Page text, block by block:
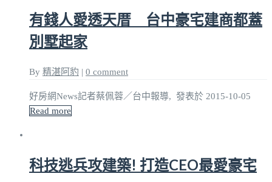
有錢人愛透天厝 台中豪宅建商都蓋
別墅起家
By 精湛阿豹 | 0 comment
好房網News記者蔡佩蓉／台中報導, 發表於 2015-10-05
Read more
科技逃兵攻建築! 打造CEO最愛豪宅